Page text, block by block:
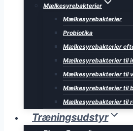
Mælkesyrebakterier
Mælkesyrebakterier
Probiotika
Mælkesyrebakterier
Mælkesyrebakterier til
Mælkesyrebakterier til
Mælkesyrebakterier til
Mælkesyrebakterier til
Træningsudstyr